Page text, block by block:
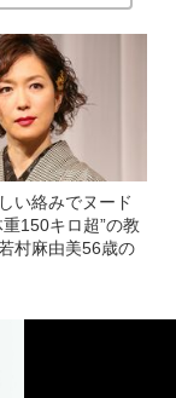
い絡みでヌード
150キロ超”の教
村麻由美56歳の